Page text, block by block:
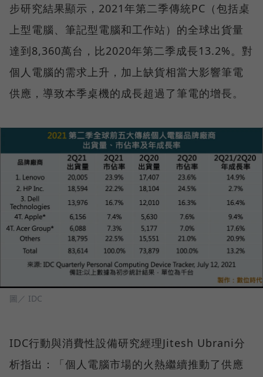
步研究結果顯示，2021年第二季傳統PC（包括桌
上型電腦、筆記型電腦和工作站）的全球出貨量
達到8,360萬台，比2020年第二季成長13.2%。對
個人電腦的需求上升，加上缺貨相當大影響筆電
供應，導致本季桌機的成長超過了筆電的增長。
圖／ IDC
IDC行動與消費性設備研究經理Jitesh Ubrani分
析指出：「個人電腦市場的火熱繼續推動了供應